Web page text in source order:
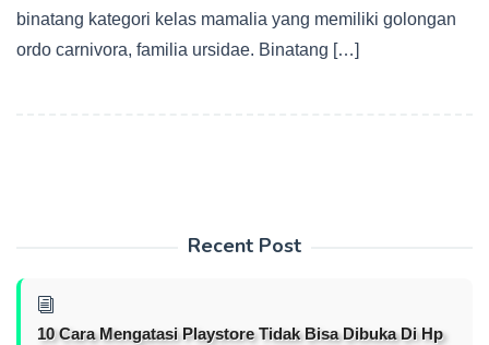
binatang kategori kelas mamalia yang memiliki golongan
ordo carnivora, familia ursidae. Binatang […]
Recent Post
10 Cara Mengatasi Playstore Tidak Bisa Dibuka Di Hp